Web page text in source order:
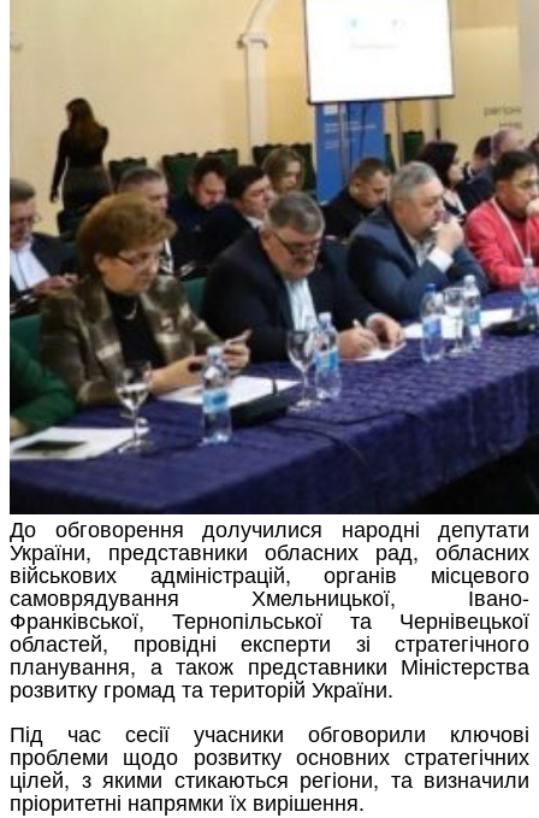
До обговорення долучилися народні депутати
України, представники обласних рад, обласних
військових адміністрацій, органів місцевого
самоврядування Хмельницької, Івано-
Франківської, Тернопільської та Чернівецької
областей, провідні експерти зі стратегічного
планування, а також представники Міністерства
розвитку громад та територій України.
Під час сесії учасники обговорили ключові
проблеми щодо розвитку основних стратегічних
цілей, з якими стикаються регіони, та визначили
пріоритетні напрямки їх вирішення.